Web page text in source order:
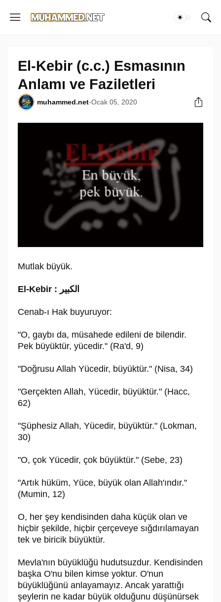
El-Kebir (c.c.) Esmasının
Anlamı ve Faziletleri
muhammed.net-Ocak 05, 2020
Mutlak büyük.
El-Kebir : الكبير
Cenab-ı Hak buyuruyor:
"O, gaybı da, müsahede edileni de bilendir.
Pek büyüktür, yücedir." (Ra'd, 9)
"Doğrusu Allah Yücedir, büyüktür." (Nisa, 34)
"Gerçekten Allah, Yücedir, büyüktür." (Hacc,
62)
"Şüphesiz Allah, Yücedir, büyüktür." (Lokman,
30)
"O, çok Yücedir, çok büyüktür." (Sebe, 23)
"Artık hüküm, Yüce, büyük olan Allah'ındır."
(Mumin, 12)
O, her şey kendisinden daha küçük olan ve
hiçbir şekilde, hiçbir çerçeveye sığdırılamayan
tek ve biricik büyüktür.
Mevla'nın büyüklüğü hudutsuzdur. Kendisinden
başka O'nu bilen kimse yoktur. O'nun
büyüklüğünü anlayamayız. Ancak yarattığı
şeylerin ne kadar büyük olduğunu düşünürsek